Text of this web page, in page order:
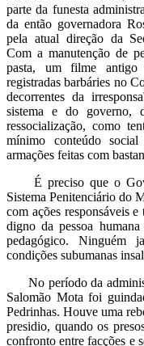
parte da funesta
da então governadora
pela atual direção da
Com a manutenção de
pasta, um filme
registradas barbáries no
decorrentes da
sistema e do governo,
ressocialização, como
mínimo conteúdo
armações feitas com
É preciso que o
Sistema Penitenciário do
com ações responsáveis
digno da pessoa
pedagógico. Ninguém
condições subumanas
No período da
Salomão Mota foi
Pedrinhas. Houve uma
presidio, quando os
confronto entre facções e